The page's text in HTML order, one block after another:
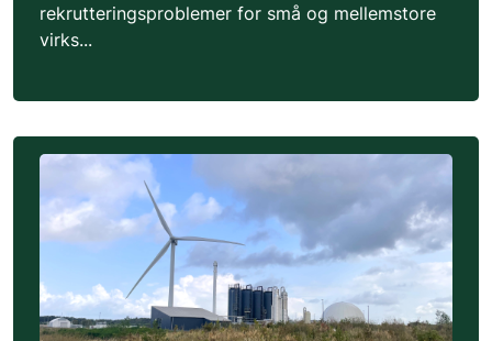
rekrutteringsproblemer for små og mellemstore
virks...